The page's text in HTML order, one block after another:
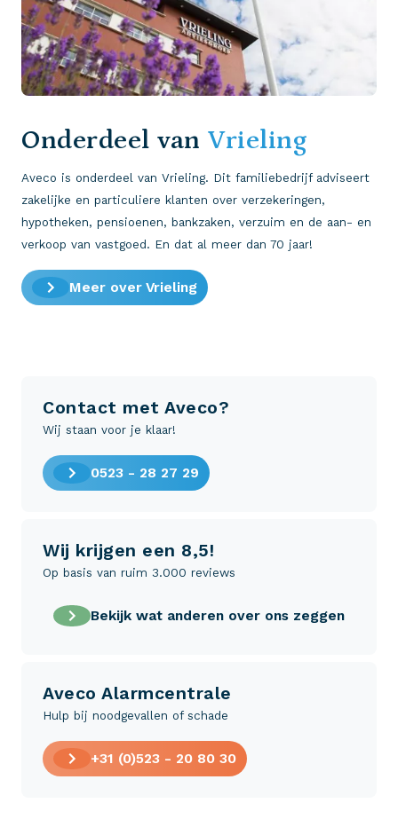
Onderdeel van Vrieling
Aveco is onderdeel van Vrieling. Dit familiebedrijf adviseert
zakelijke en particuliere klanten over verzekeringen,
hypotheken, pensioenen, bankzaken, verzuim en de aan- en
verkoop van vastgoed. En dat al meer dan 70 jaar!
Meer over Vrieling
Contact met Aveco?
Wij staan voor je klaar!
0523 - 28 27 29
Wij krijgen een 8,5!
Op basis van ruim 3.000 reviews
Bekijk wat anderen over ons zeggen
Aveco Alarmcentrale
Hulp bij noodgevallen of schade
+31 (0)523 - 20 80 30